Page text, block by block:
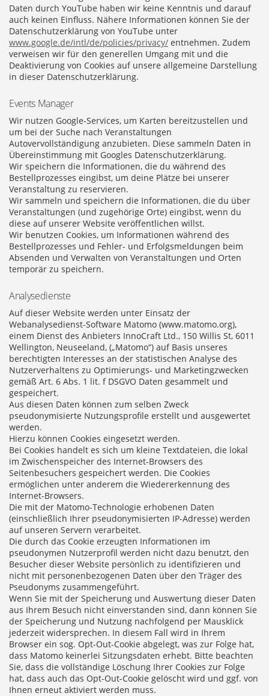
Daten durch YouTube haben wir keine Kenntnis und darauf
auch keinen Einfluss. Nähere Informationen können Sie der
Datenschutzerklärung von YouTube unter
www.google.de/intl/de/policies/privacy/ entnehmen. Zudem
verweisen wir für den generellen Umgang mit und die
Deaktivierung von Cookies auf unsere allgemeine Darstellung
in dieser Datenschutzerklärung.
Events Manager
Wir nutzen Google-Services, um Karten bereitzustellen und
um bei der Suche nach Veranstaltungen
Autovervollständigung anzubieten. Diese sammeln Daten in
Übereinstimmung mit Googles Datenschutzerklärung.
Wir speichern die Informationen, die du während des
Bestellprozesses eingibst, um deine Plätze bei unserer
Veranstaltung zu reservieren.
Wir sammeln und speichern die Informationen, die du über
Veranstaltungen (und zugehörige Orte) eingibst, wenn du
diese auf unserer Website veröffentlichen willst.
Wir benutzen Cookies, um Informationen während des
Bestellprozesses und Fehler- und Erfolgsmeldungen beim
Absenden und Verwalten von Veranstaltungen und Orten
temporär zu speichern.
Analysedienste
Auf dieser Website werden unter Einsatz der
Webanalysedienst-Software Matomo (www.matomo.org),
einem Dienst des Anbieters InnoCraft Ltd., 150 Willis St, 6011
Wellington, Neuseeland, („Matomo“) auf Basis unseres
berechtigten Interesses an der statistischen Analyse des
Nutzerverhaltens zu Optimierungs- und Marketingzwecken
gemäß Art. 6 Abs. 1 lit. f DSGVO Daten gesammelt und
gespeichert.
Aus diesen Daten können zum selben Zweck
pseudonymisierte Nutzungsprofile erstellt und ausgewertet
werden.
Hierzu können Cookies eingesetzt werden.
Bei Cookies handelt es sich um kleine Textdateien, die lokal
im Zwischenspeicher des Internet-Browsers des
Seitenbesuchers gespeichert werden. Die Cookies
ermöglichen unter anderem die Wiedererkennung des
Internet-Browsers.
Die mit der Matomo-Technologie erhobenen Daten
(einschließlich Ihrer pseudonymisierten IP-Adresse) werden
auf unseren Servern verarbeitet.
Die durch das Cookie erzeugten Informationen im
pseudonymen Nutzerprofil werden nicht dazu benutzt, den
Besucher dieser Website persönlich zu identifizieren und
nicht mit personenbezogenen Daten über den Träger des
Pseudonyms zusammengeführt.
Wenn Sie mit der Speicherung und Auswertung dieser Daten
aus Ihrem Besuch nicht einverstanden sind, dann können Sie
der Speicherung und Nutzung nachfolgend per Mausklick
jederzeit widersprechen. In diesem Fall wird in Ihrem
Browser ein sog. Opt-Out-Cookie abgelegt, was zur Folge hat,
dass Matomo keinerlei Sitzungsdaten erhebt. Bitte beachten
Sie, dass die vollständige Löschung Ihrer Cookies zur Folge
hat, dass auch das Opt-Out-Cookie gelöscht wird und ggf. von
Ihnen erneut aktiviert werden muss.